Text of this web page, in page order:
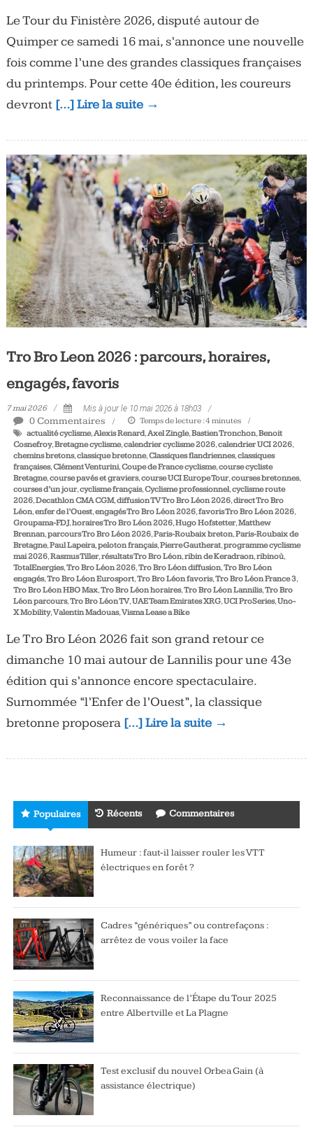
Le Tour du Finistère 2026, disputé autour de
Quimper ce samedi 16 mai, s’annonce une nouvelle
fois comme l’une des grandes classiques françaises
du printemps. Pour cette 40e édition, les coureurs
devront […] Lire la suite →
Tro Bro Leon 2026 : parcours, horaires,
engagés, favoris
7 mai 2026 Mis à jour le 10 mai 2026 à 18h03
0 Commentaires Temps de lecture :4 minutes
actualité cyclisme,Alexis Renard,Axel Zingle,Bastien Tronchon,Benoit
Cosnefroy,Bretagne cyclisme,calendrier cyclisme 2026,calendrier UCI 2026,
chemins bretons,classique bretonne,Classiques flandriennes,classiques
françaises,Clément Venturini,Coupe de France cyclisme,course cycliste
Bretagne,course pavés et graviers,course UCI Europe Tour,courses bretonnes,
courses d’un jour,cyclisme français,Cyclisme professionnel,cyclisme route
2026,Decathlon CMA CGM,diffusion TV Tro Bro Léon 2026,direct Tro Bro
Léon,enfer de l’Ouest,engagés Tro Bro Léon 2026,favoris Tro Bro Léon 2026,
Groupama-FDJ,horaires Tro Bro Léon 2026,Hugo Hofstetter,Matthew
Brennan,parcours Tro Bro Léon 2026,Paris-Roubaix breton,Paris-Roubaix de
Bretagne,Paul Lapeira,peloton français,Pierre Gautherat,programme cyclisme
mai 2026,Rasmus Tiller,résultats Tro Bro Léon,ribin de Keradraon,ribinoù,
TotalEnergies,Tro Bro Léon 2026,Tro Bro Léon diffusion,Tro Bro Léon
engagés,Tro Bro Léon Eurosport,Tro Bro Léon favoris,Tro Bro Léon France 3,
Tro Bro Léon HBO Max,Tro Bro Léon horaires,Tro Bro Léon Lannilis,Tro Bro
Léon parcours,Tro Bro Léon TV,UAE Team Emirates XRG,UCI ProSeries,Uno-
X Mobility,Valentin Madouas,Visma Lease a Bike
Le Tro Bro Léon 2026 fait son grand retour ce
dimanche 10 mai autour de Lannilis pour une 43e
édition qui s’annonce encore spectaculaire.
Surnommée “l’Enfer de l’Ouest”, la classique
bretonne proposera […] Lire la suite →
Populaires Récents Commentaires
Humeur : faut-il laisser rouler les VTT
électriques en forêt ?
Cadres “génériques” ou contrefaçons :
arrêtez de vous voiler la face
Reconnaissance de l’Étape du Tour 2025
entre Albertville et La Plagne
Test exclusif du nouvel Orbea Gain (à
assistance électrique)